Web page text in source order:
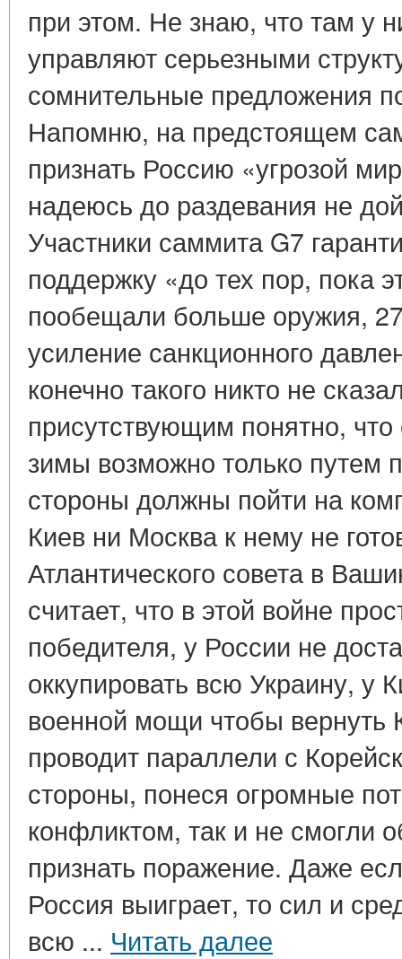
при этом. Не знаю, что там у
управляют серьезными
сомнительные предложения
Напомню, на предстоящем
признать Россию «угрозой
надеюсь до раздевания не
Участники саммита G7
поддержку «до тех пор, пока
пообещали больше оружия,
усиление санкционного
конечно такого никто не
присутствующим понятно,
зимы возможно только путем
стороны должны пойти на
Киев ни Москва к нему не
Атлантического совета в
считает, что в этой войне
победителя, у России не
оккупировать всю Украину, у
военной мощи чтобы
проводит параллели с
стороны, понеся огромные
конфликтом, так и не смогли
признать поражение. Даже
Россия выиграет, то сил и
всю ... Читать далее